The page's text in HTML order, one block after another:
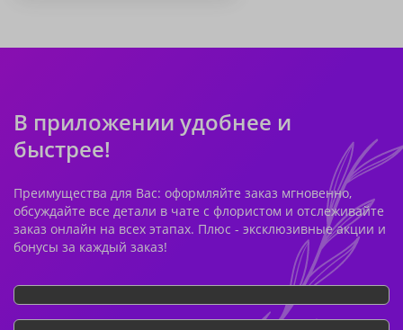
В приложении удобнее и
быстрее!
Преимущества для Вас: оформляйте заказ мгновенно,
обсуждайте все детали в чате с флористом и отслеживайте
заказ онлайн на всех этапах. Плюс - эксклюзивные акции и
бонусы за каждый заказ!